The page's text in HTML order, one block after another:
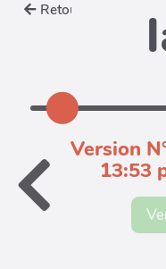
Retour
Version
13:53